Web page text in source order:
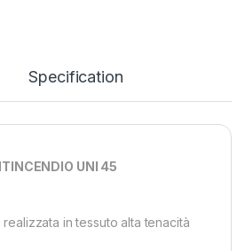
Specification
UNI 45
in tessuto alta tenacità